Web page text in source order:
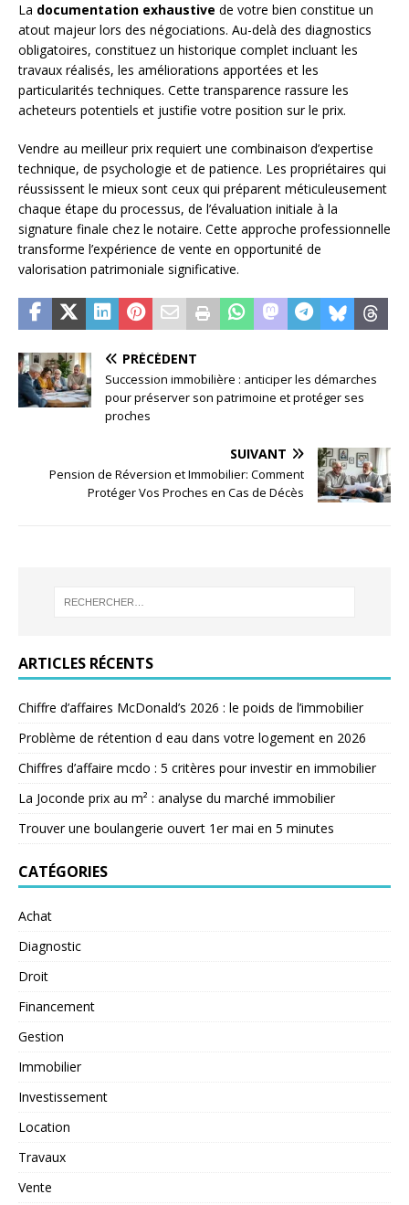
La documentation exhaustive de votre bien constitue un
atout majeur lors des négociations. Au-delà des diagnostics
obligatoires, constituez un historique complet incluant les
travaux réalisés, les améliorations apportées et les
particularités techniques. Cette transparence rassure les
acheteurs potentiels et justifie votre position sur le prix.
Vendre au meilleur prix requiert une combinaison d’expertise
technique, de psychologie et de patience. Les propriétaires qui
réussissent le mieux sont ceux qui préparent méticuleusement
chaque étape du processus, de l’évaluation initiale à la
signature finale chez le notaire. Cette approche professionnelle
transforme l’expérience de vente en opportunité de
valorisation patrimoniale significative.
PRÉCÉDENT
Succession immobilière : anticiper les démarches
pour préserver son patrimoine et protéger ses
proches
SUIVANT
Pension de Réversion et Immobilier: Comment
Protéger Vos Proches en Cas de Décès
ARTICLES RÉCENTS
Chiffre d’affaires McDonald’s 2026 : le poids de l’immobilier
Problème de rétention d eau dans votre logement en 2026
Chiffres d’affaire mcdo : 5 critères pour investir en immobilier
La Joconde prix au m² : analyse du marché immobilier
Trouver une boulangerie ouvert 1er mai en 5 minutes
CATÉGORIES
Achat
Diagnostic
Droit
Financement
Gestion
Immobilier
Investissement
Location
Travaux
Vente